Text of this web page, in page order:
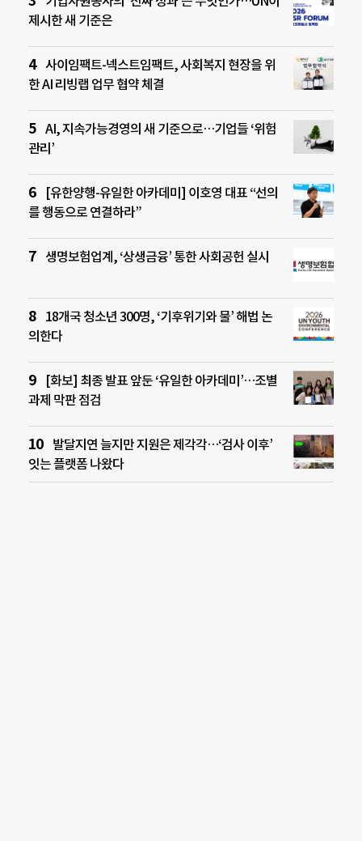
제시한 새 기준은
사이임팩트-넥스트임팩트, 사회복지 현장을 위
한 AI 리빙랩 업무 협약 체결
AI, 지속가능경영의 새 기준으로…기업들 ‘위험
관리’
[유한양행-유일한 아카데미] 이호영 대표 “선의
를 행동으로 연결하라”
생명보험업계, ‘상생금융’ 통한 사회공헌 실시
18개국 청소년 300명, ‘기후위기와 물’ 해법 논
의한다
[화보] 최종 발표 앞둔 ‘유일한 아카데미’…조별
과제 막판 점검
발달지연 늘지만 지원은 제각각…‘검사 이후’
잇는 플랫폼 나왔다